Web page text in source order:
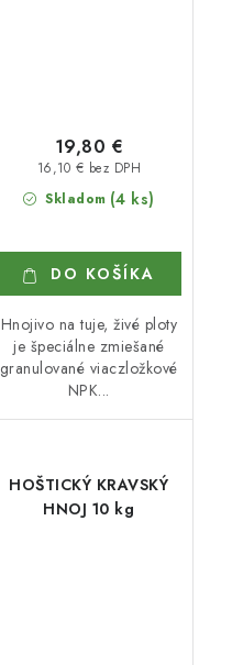
Skladom (4 ks)
16,10 € bez DPH
19,80 €
DO KOŠÍKA
Hnojivo na tuje, živé ploty
je špeciálne zmiešané
granulované viaczložkové
NPK...
HOŠTICKÝ KRAVSKÝ
HNOJ 10 kg